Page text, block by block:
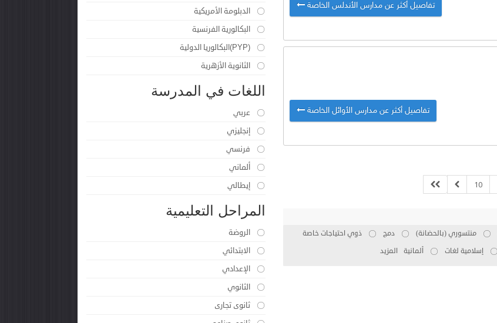
تفاصيل أكثر عن مدارس الأندلس الخاصة
تفاصيل أكثر عن مدارس الأوائل الخاصة
10
منتسوري (بالحضانة) دمج
ذوي احتياجات خاصة
إسلامية لغات ألمانية المزيد
الدبلومة الأمريكية
البكالورية الفرنسية
(PYP)البكالوريا الدولية
الثانوية الأزهرية
اللغات في المدرسة
عربي
إنجليزي
فرنسي
ألماني
إيطالي
المراحل التعليمية
الروضة
الابتدائي
الإعدادي
الثانوي
ثانوى تجارى